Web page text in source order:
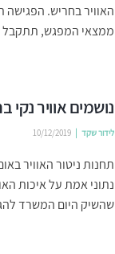
האוויר בחריש. הפגישה
ממצאי המפגש, תתקבל
נושמים אוויר
לידור שקד 10/12/2019
תחנות ניטור האוויר
נתוני אמת על איכות
שהשיק היום המשרד